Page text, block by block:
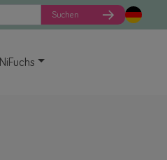
Suchen